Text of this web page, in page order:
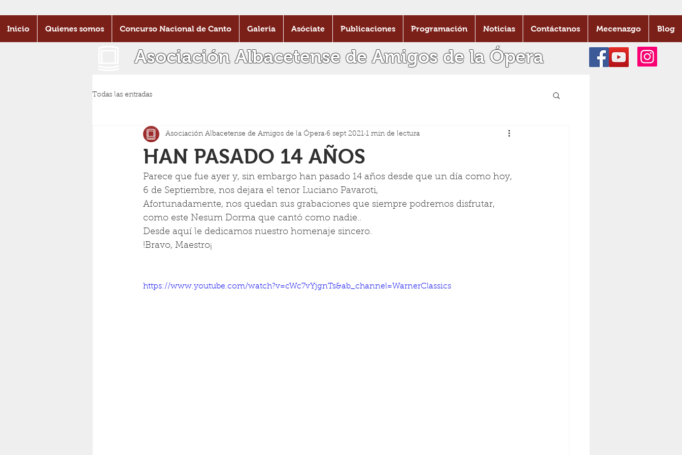
Blog
Mecenazgo
Contáctanos
Noticias
Programación
Publicaciones
Asóciate
Galeria
Concurso Nacional de Canto
Quienes somos
Inicio
Asociación Albacetense de Amigos de la Ópera
Todas las entradas
HAN PASADO 14 AÑOS
Asociación Albacetense de Amigos de la Ópera 6 sept 2021 1 min de lectura
Parece que fue ayer y, sin embargo han pasado 14 años desde que un día como hoy,
6 de Septiembre, nos dejara el tenor Luciano Pavaroti,
Afortunadamente, nos quedan sus grabaciones que siempre podremos disfrutar,
como este Nesum Dorma que cantó como nadie..
Desde aquí le dedicamos nuestro homenaje sincero.
!Bravo, Maestro¡
https://www.youtube.com/watch?v=cWc7vYjgnTs&ab_channel=WarnerClassics